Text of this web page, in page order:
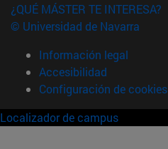
¿QUÉ MÁSTER TE INTERESA?
© Universidad de Navarra
Información legal
Accesibilidad
Configuración de cookies
Localizador de campus